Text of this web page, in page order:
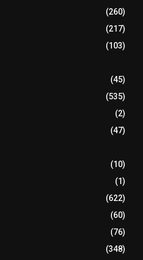
(260)
(217)
(103)
(45)
(535)
(2)
(47)
(10)
(1)
(622)
(60)
(76)
(348)